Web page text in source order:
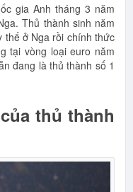
gia Anh tháng 3 năm
Thủ thành sinh năm
thế ở Nga rồi chính thức
tại vòng loại euro năm
đang là thủ thành số 1
thủ thành